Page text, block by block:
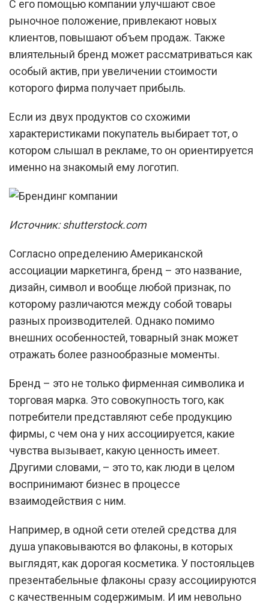
С его помощью компании улучшают свое
рыночное положение, привлекают новых
клиентов, повышают объем продаж. Также
влиятельный бренд может рассматриваться как
особый актив, при увеличении стоимости
которого фирма получает прибыль.
Если из двух продуктов со схожими
характеристиками покупатель выбирает тот, о
котором слышал в рекламе, то он ориентируется
именно на знакомый ему логотип.
Источник: shutterstock.com
Согласно определению Американской
ассоциации маркетинга, бренд – это название,
дизайн, символ и вообще любой признак, по
которому различаются между собой товары
разных производителей. Однако помимо
внешних особенностей, товарный знак может
отражать более разнообразные моменты.
Бренд – это не только фирменная символика и
торговая марка. Это совокупность того, как
потребители представляют себе продукцию
фирмы, с чем она у них ассоциируется, какие
чувства вызывает, какую ценность имеет.
Другими словами, – это то, как люди в целом
воспринимают бизнес в процессе
взаимодействия с ним.
Например, в одной сети отелей средства для
душа упаковываются во флаконы, в которых
выглядят, как дорогая косметика. У постояльцев
презентабельные флаконы сразу ассоциируются
с качественным содержимым. И им невольно